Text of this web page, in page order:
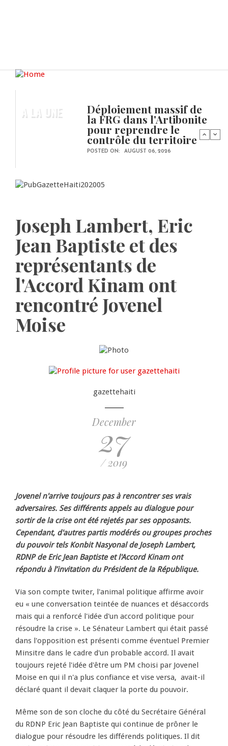
A LA UNE Déploiement massif de
la FRG dans l'Artibonite
pour reprendre le
contrôle du territoire
POSTED ON: AUGUST 06, 2026
Joseph Lambert, Eric
Jean Baptiste et des
représentants de
l'Accord Kinam ont
rencontré Jovenel
Moise
gazettehaiti
December
27
/ 2019
Jovenel n'arrive toujours pas à rencontrer ses vrais
adversaires. Ses différents appels au dialogue pour
sortir de la crise ont été rejetés par ses opposants.
Cependant, d'autres partis modérés ou groupes proches
du pouvoir tels Konbit Nasyonal de Joseph Lambert,
RDNP de Eric Jean Baptiste et l'Accord Kinam ont
répondu à l’invitation du Président de la République.
Via son compte twiter, l'animal politique affirme avoir
eu « une conversation teintée de nuances et désaccords
mais qui a renforcé l'idée d'un accord politique pour
résoudre la crise ». Le Sénateur Lambert qui était passé
dans l'opposition est présenti comme éventuel Premier
Minsitre dans le cadre d'un probable accord. Il avait
toujours rejeté l'idée d'être um PM choisi par Jovenel
Moise en qui il n'a plus confiance et vise versa, avait-il
déclaré quant il devait claquer la porte du pouvoir.
Même son de son cloche du côté du Secrétaire Général
du RDNP Eric Jean Baptiste qui continue de prôner le
dialogue pour résoudre les différends politiques. Il dit